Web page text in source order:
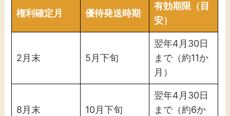
権利確定月 優待発送時期
有効期限（目
安）
2月末 5月下旬
翌年4月30日
まで（約11か
月）
8月末 10月下旬
翌年4月30日
まで（約6か